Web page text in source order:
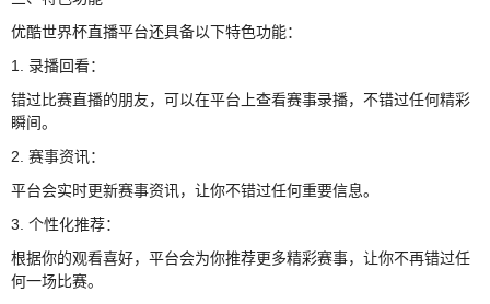
优酷世界杯直播平台还具备以下特色功能：
1. 录播回看：
错过比赛直播的朋友，可以在平台上查看赛事录播，不错过任何精彩
瞬间。
2. 赛事资讯：
平台会实时更新赛事资讯，让你不错过任何重要信息。
3. 个性化推荐：
根据你的观看喜好，平台会为你推荐更多精彩赛事，让你不再错过任
何一场比赛。